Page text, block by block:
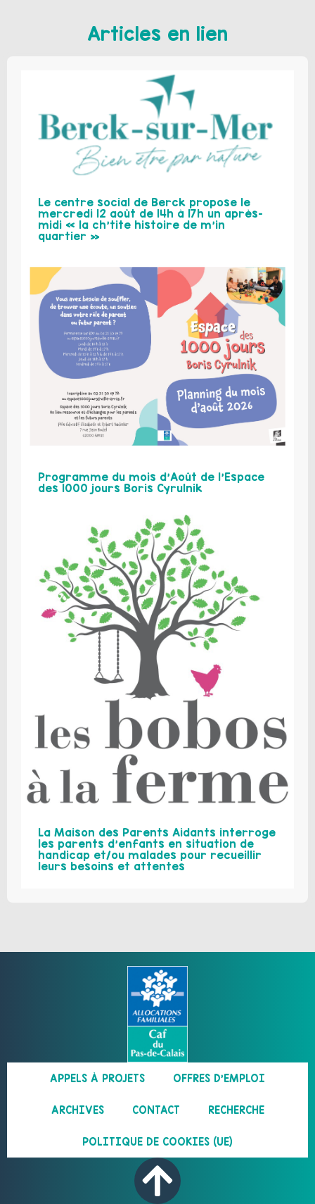
Articles en lien
Le centre social de Berck propose le
mercredi 12 août de 14h à 17h un après-
midi « la ch’tite histoire de m’in
quartier »
Programme du mois d’Août de l’Espace
des 1000 jours Boris Cyrulnik
La Maison des Parents Aidants interroge
les parents d’enfants en situation de
handicap et/ou malades pour recueillir
leurs besoins et attentes
APPELS À PROJETS OFFRES D’EMPLOI
ARCHIVES CONTACT RECHERCHE
POLITIQUE DE COOKIES (UE)